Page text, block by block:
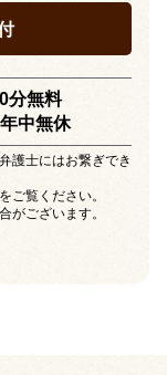
分無料
年中無休
護士にはお繋ぎでき
をご覧ください。
がございます。